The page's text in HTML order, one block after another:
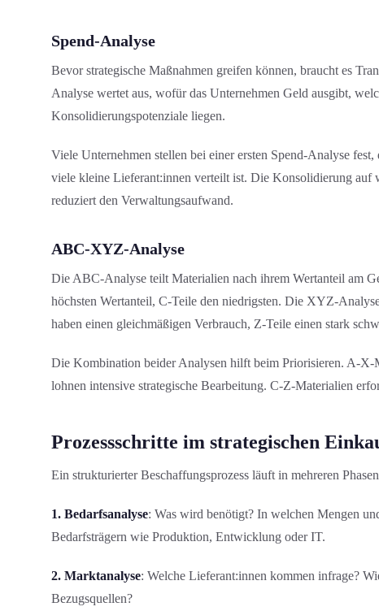
Spend-Analyse
Bevor strategische Maßnahmen greifen können, braucht es
Analyse wertet aus, wofür das Unternehmen Geld ausgibt,
Konsolidierungs­potenziale liegen.
Viele Unternehmen stellen bei einer ersten Spend-Analyse
viele kleine Lieferant:innen verteilt ist. Die Konsolidierung auf
reduziert den Verwaltungs­aufwand.
ABC-XYZ-Analyse
Die ABC-Analyse teilt Materialien nach ihrem Wertanteil am
höchsten Wertanteil, C-Teile den niedrigsten. Die XYZ-
haben einen gleichmäßigen Verbrauch, Z-Teile einen stark
Die Kombination beider Analysen hilft beim Priorisieren. A-X-
lohnen intensive strategische Bearbeitung. C-Z-Materialien
Prozessschritte im strategischen
Ein strukturierter Beschaffungs­prozess läuft in mehreren
1. Bedarfs­analyse: Was wird benötigt? In welchen Mengen
Bedarfsträgern wie Produktion, Entwicklung oder IT.
2. Markt­analyse: Welche Lieferant:innen kommen infrage?
Bezugsquellen?